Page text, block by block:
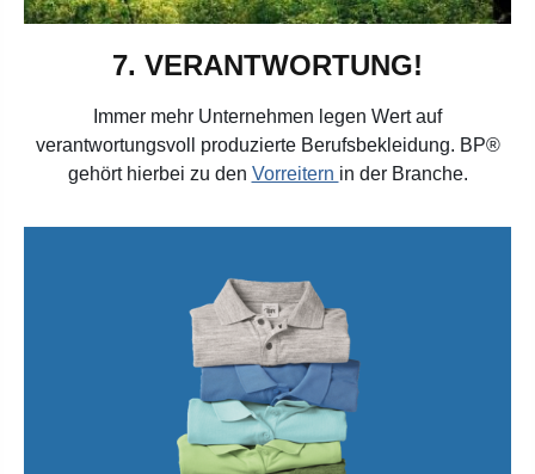
7. VERANTWORTUNG!
Immer mehr Unternehmen legen Wert auf
verantwortungsvoll produzierte Berufsbekleidung. BP®
gehört hierbei zu den Vorreitern in der Branche.